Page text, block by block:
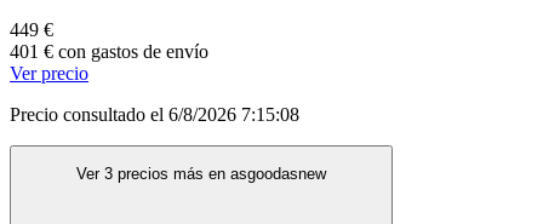
449 €
401 € con gastos de envío
Ver precio
Precio consultado el 6/8/2026 7:15:08
Ver 3 precios más en asgoodasnew